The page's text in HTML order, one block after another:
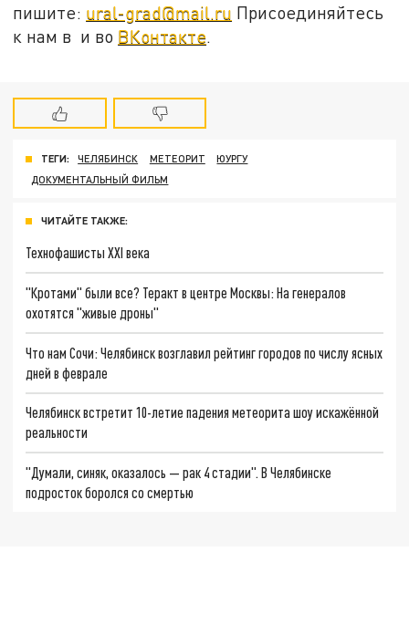
пишите: ural-grad@mail.ru Присоединяйтесь
к нам в и во ВКонтакте.
ТЕГИ: ЧЕЛЯБИНСК МЕТЕОРИТ
ЮУРГУ
ДОКУМЕНТАЛЬНЫЙ ФИЛЬМ
ЧИТАЙТЕ ТАКЖЕ:
Технофашисты XXI века
"Кротами" были все? Теракт в центре Москвы: На генералов
охотятся "живые дроны"
Что нам Сочи: Челябинск возглавил рейтинг городов по числу ясных
дней в феврале
Челябинск встретит 10-летие падения метеорита шоу искажённой
реальности
"Думали, синяк, оказалось — рак 4 стадии". В Челябинске
подросток боролся со смертью